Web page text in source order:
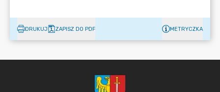
DRUKUJ ZAPISZ DO PDF METRYCZKA